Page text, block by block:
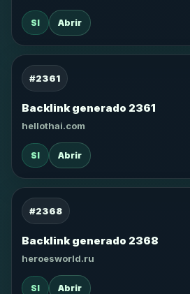
SI Abrir
#2361
Backlink generado 2361
hellothai.com
SI Abrir
#2368
Backlink generado 2368
heroesworld.ru
SI Abrir